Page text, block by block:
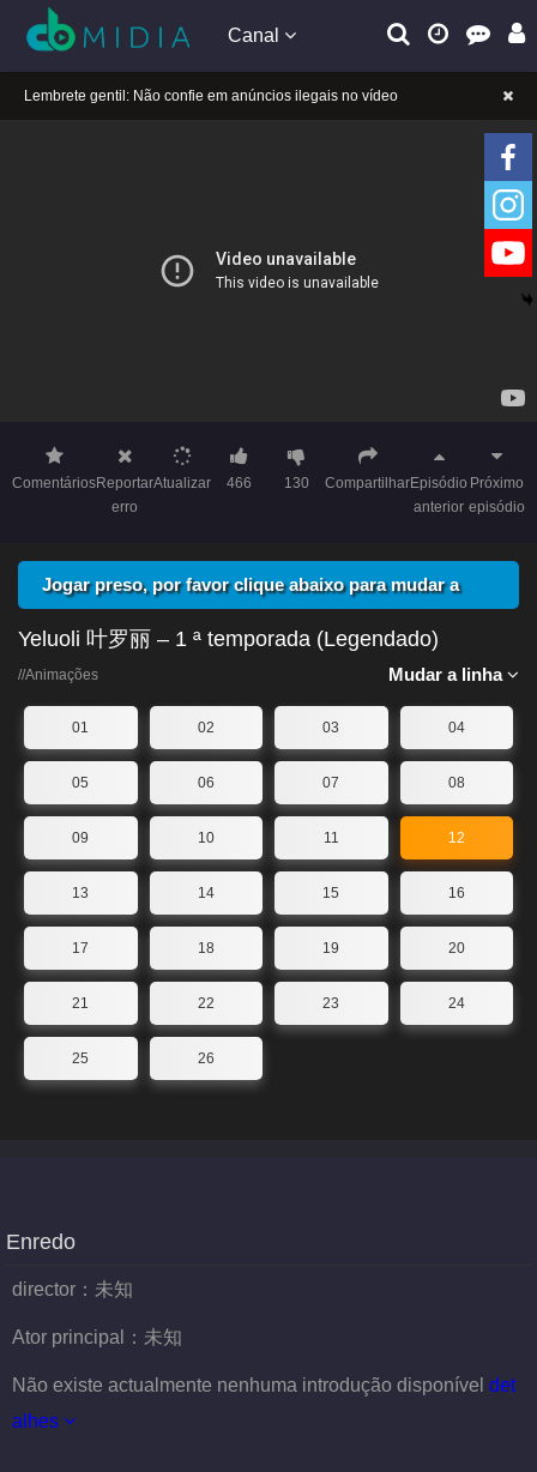
Canal
A tocar：Yeluoli 叶罗丽 – 1 ª temporada (Legendado)-12
Lembrete gentil: Se a reprodução estiver presa, mude a linha para jogar
ComentáriosReportar
erro
Atualizar 466 130 CompartilharEpisódio
anterior
Próximo
episódio
Jogar preso, por favor clique abaixo para mudar a
linha
Yeluoli 叶罗丽 – 1 ª temporada (Legendado)
Mudar a linha
//Animações
01 02 03 04
05 06 07 08
09 10 11 12
13 14 15 16
17 18 19 20
21 22 23 24
25 26
Enredo
director： 未知
Ator principal： 未知
Não existe actualmente nenhuma introdução disponível det
alhes